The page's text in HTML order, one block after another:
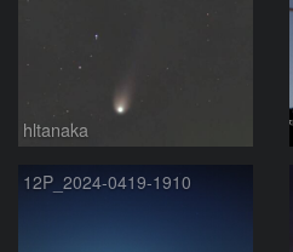
hltanaka
12P_2024-0419-1910